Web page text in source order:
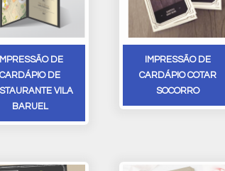
IMPRESSÃO DE
CARDÁPIO DE
VILA
BARUEL
IMPRESSÃO DE
CARDÁPIO COTAR
SOCORRO